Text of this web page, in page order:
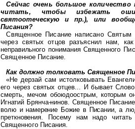
Сейчас очень большое количество
читать, чтобы избежать
святоотеческую и пр.), или
Писания?
Священное Писание написано
через святых отцов разъяснил нам,
неправильного понимания Священного
Священное Писание.
Как должно толковать Священное
«Не дерзай сам истолковывать
его через святых отцев... И бывает
смерть, мечом обоюдоострым, которым
Игнатий Брянча-нинов. Священное
волю и намерение Божие в Писании, а
преткновения. Посему нам надо читать
Священного Писания.